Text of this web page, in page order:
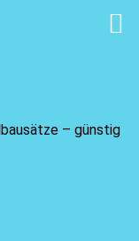
– günstig